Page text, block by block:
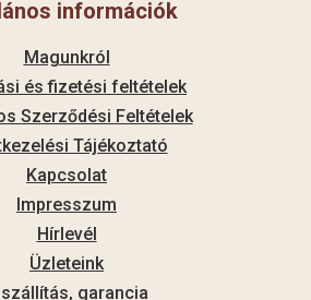
információk
Magunkról
és fizetési feltételek
Szerződési Feltételek
Tájékoztató
Kapcsolat
Impresszum
Hírlevél
Üzleteink
garancia